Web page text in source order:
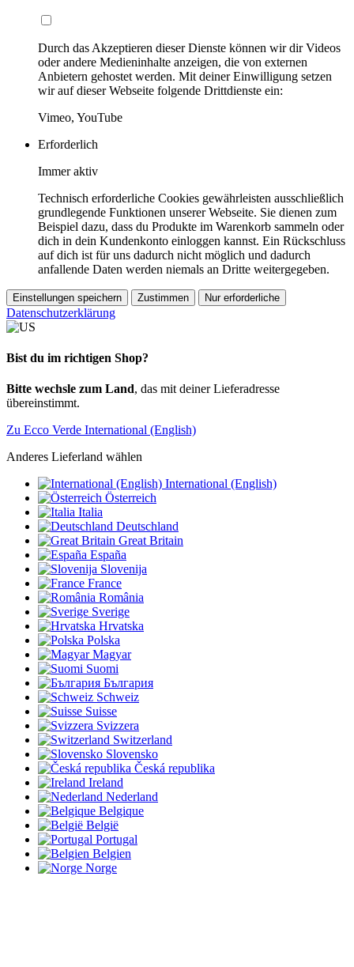
Durch das Akzeptieren dieser Dienste können wir dir Videos
oder andere Medieninhalte anzeigen, die von externen
Anbietern gehostet werden. Mit deiner Einwilligung setzen
wir auf dieser Webseite folgende Drittdienste ein:
Vimeo, YouTube
Erforderlich
Immer aktiv
Technisch erforderliche Cookies gewährleisten ausschließlich
grundlegende Funktionen unserer Webseite. Sie dienen zum
Beispiel dazu, dass du Produkte im Warenkorb sammeln oder
dich in dein Kundenkonto einloggen kannst. Ein Rückschluss
auf dich ist für uns dadurch nicht möglich und dadurch
anfallende Daten werden niemals an Dritte weitergegeben.
Einstellungen speichern Zustimmen Nur erforderliche
Datenschutzerklärung
Bist du im richtigen Shop?
Bitte wechsle zum Land, das mit deiner Lieferadresse
übereinstimmt.
Zu Ecco Verde International (English)
Anderes Lieferland wählen
International (English)
Österreich
Italia
Deutschland
Great Britain
España
Slovenija
France
România
Sverige
Hrvatska
Polska
Magyar
Suomi
България
Schweiz
Suisse
Svizzera
Switzerland
Slovensko
Česká republika
Ireland
Nederland
Belgique
België
Portugal
Belgien
Norge